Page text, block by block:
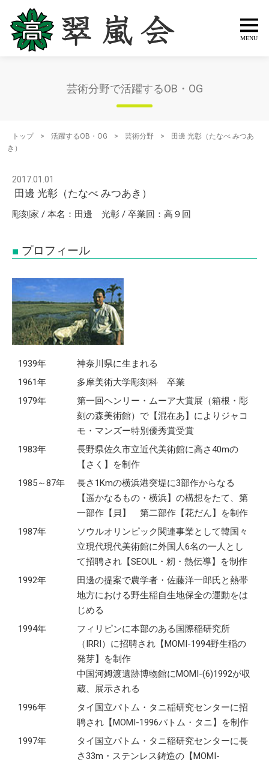
芸術分野で活躍するOB・OG
トップ > 活躍するOB・OG > 芸術分野 >
田邊 光彰（たなべ みつあ
き）
2017.01.01
田邊 光彰（たなべ みつあき）
彫刻家 / 本名：田邊 光彰 / 卒業回：高９回
プロフィール
1939年
神奈川県に生まれる
1961年
多摩美術大学彫刻科 卒業
1979年
第一回ヘンリー・ムーア大賞展（箱根・彫
刻の森美術館）で【混在あ】によりジャコ
モ・マンズー特別優秀賞受賞
1983年
長野県佐久市立近代美術館に高さ40mの
【さく】を制作
1985～87年
長さ1Kmの横浜港突堤に3部作からなる
【遥かなるもの・横浜】の構想をたて、第
一部作【貝】 第二部作【花だん】を制作
1987年
ソウルオリンピック関連事業として韓国々
立現代現代美術館に外国人6名の一人とし
て招聘され【SEOUL・籾・熱伝導】を制作
1992年
田邊の提案で農学者・佐藤洋一郎氏と熱帯
地方における野生稲自生地保全の運動をは
じめる
1994年
フィリピンに本部のある国際稲研究所
（IRRI）に招聘され【MOMI-1994野生稲の
発芽】を制作
中国河姆渡遺跡博物館にMOMI-(6)1992が収
蔵、展示される
1996年
タイ国立パトム・タニ稲研究センターに招
聘され【MOMI-1996パトム・タニ】を制作
1997年
タイ国立パトム・タニ稲研究センターに長
さ33m・ステンレス鋳造の【MOMI-